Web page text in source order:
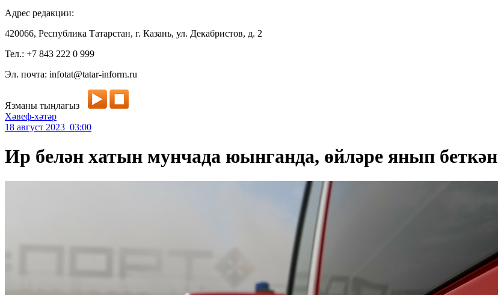
Адрес редакции:
420066, Республика Татарстан, г. Казань, ул. Декабристов, д. 2
Тел.: +7 843 222 0 999
Эл. почта: infotat@tatar-inform.ru
Язманы тыңлагыз
Хәвеф-хәтәр
18 август 2023 03:00
Ир белән хатын мунчада юынганда, өйләре янып беткән